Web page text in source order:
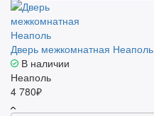
Дверь межкомнатная Неаполь
В наличии
Неаполь
4 780₽